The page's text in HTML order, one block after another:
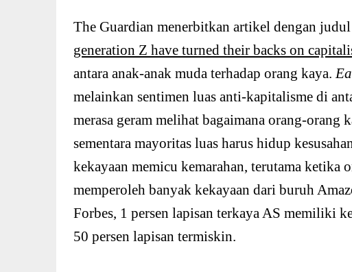
The Guardian menerbitkan artikel dengan
generation Z have turned their backs on
antara anak-anak muda terhadap orang kaya.
melainkan sentimen luas anti-kapitalisme di
merasa geram melihat bagaimana orang-orang
sementara mayoritas luas harus hidup
kekayaan memicu kemarahan, terutama ketika
memperoleh banyak kekayaan dari buruh
Forbes, 1 persen lapisan terkaya AS memiliki
50 persen lapisan termiskin.